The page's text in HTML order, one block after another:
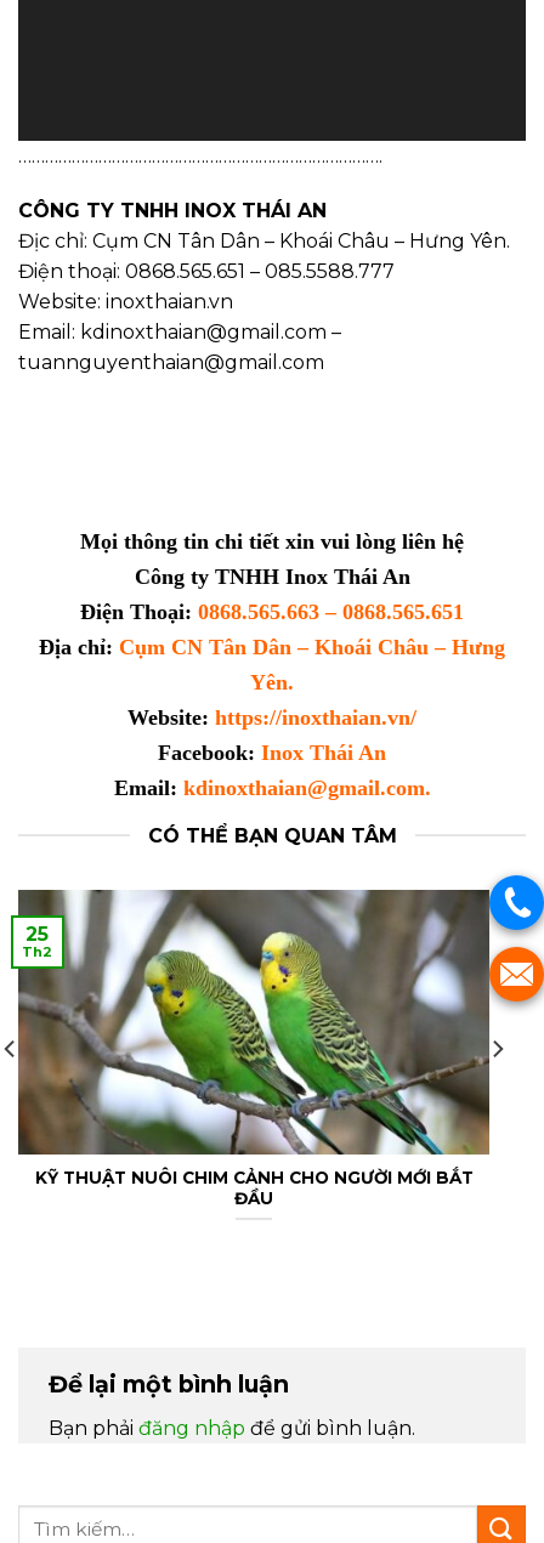
……………………………………………………………………….
CÔNG TY TNHH INOX THÁI AN
Địc chỉ: Cụm CN Tân Dân – Khoái Châu – Hưng Yên.
Điện thoại: 0868.565.651 – 085.5588.777
Website: inoxthaian.vn
Email: kdinoxthaian@gmail.com –
tuannguyenthaian@gmail.com
Mọi thông tin chi tiết xin vui lòng liên hệ
Công ty TNHH Inox Thái An
Điện Thoại: 0868.565.663 – 0868.565.651
Địa chỉ: Cụm CN Tân Dân – Khoái Châu – Hưng
Yên.
Website: https://inoxthaian.vn/
Facebook: Inox Thái An
Email: kdinoxthaian@gmail.com.
CÓ THỂ BẠN QUAN TÂM
KỸ THUẬT NUÔI CHIM CẢNH CHO NGƯỜI MỚI BẮT
ĐẦU
25
Th2
Để lại một bình luận
Bạn phải đăng nhập để gửi bình luận.